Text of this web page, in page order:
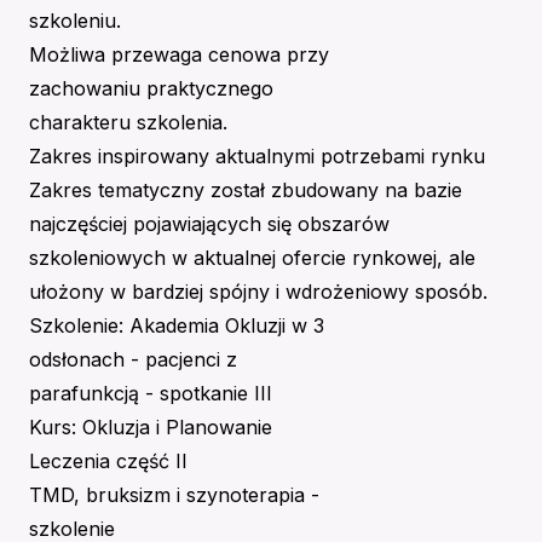
szkoleniu.
Możliwa przewaga cenowa przy
zachowaniu praktycznego
charakteru szkolenia.
Zakres inspirowany aktualnymi potrzebami rynku
Zakres tematyczny został zbudowany na bazie
najczęściej pojawiających się obszarów
szkoleniowych w aktualnej ofercie rynkowej, ale
ułożony w bardziej spójny i wdrożeniowy sposób.
Szkolenie: Akademia Okluzji w 3
odsłonach - pacjenci z
parafunkcją - spotkanie III
Kurs: Okluzja i Planowanie
Leczenia część II
TMD, bruksizm i szynoterapia -
szkolenie